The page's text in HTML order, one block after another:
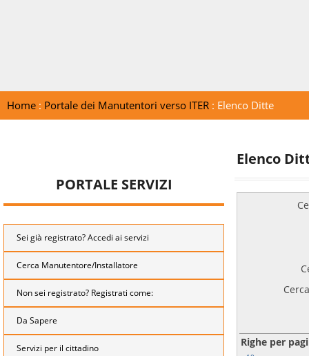
Home: Portale dei Manutentori verso ITER: Elenco Ditte
PORTALE SERVIZI
Sei già registrato? Accedi ai servizi
Cerca Manutentore/Installatore
Non sei registrato? Registrati come:
Da Sapere
Servizi per il cittadino
Elenco
Righe per